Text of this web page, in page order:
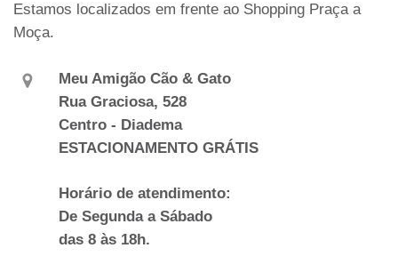
Estamos localizados em frente ao Shopping Praça a
Moça.
Meu Amigão Cão & Gato
Rua Graciosa, 528
Centro - Diadema
ESTACIONAMENTO GRÁTIS
Horário de atendimento:
De Segunda a Sábado
das 8 às 18h.